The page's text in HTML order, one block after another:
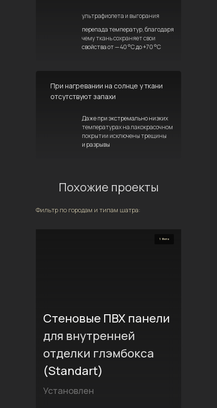
ультрафиолета и выгорания
перепада температур, благодаря
чему ткань сохраняет свои
свойства от — 40 °C до +70 °C
При нагревании на солнце у ткани
отсутствуют запахи
Даже при экстремально низких
температурах на лакокрасочном
покрытии исключены трещины
и разрывы
Похожие проекты
Фильтр по городам и типам шатра:
1 Фото
Стеновые ПВХ панели
для внутренней
отделки глэмбокса
(Standart)
Установлен